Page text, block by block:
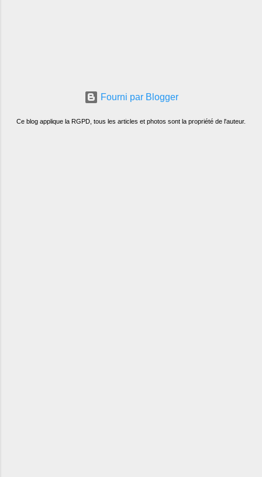
Fourni par Blogger
Ce blog applique la RGPD, tous les articles et photos sont la propriété de l'auteur.